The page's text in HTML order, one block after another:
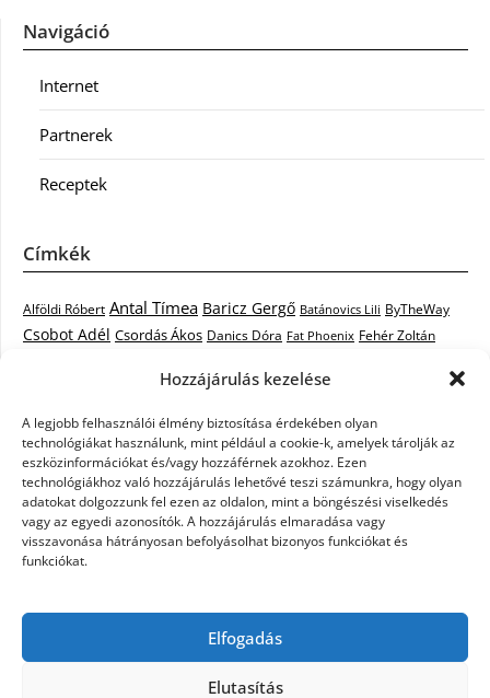
Hozzájárulás kezelése
A legjobb felhasználói élmény biztosítása érdekében olyan
technológiákat használunk, mint például a cookie-k, amelyek tárolják az
eszközinformációkat és/vagy hozzáférnek azokhoz. Ezen
technológiákhoz való hozzájárulás lehetővé teszi számunkra, hogy olyan
adatokat dolgozzunk fel ezen az oldalon, mint a böngészési viselkedés
vagy az egyedi azonosítók. A hozzájárulás elmaradása vagy
visszavonása hátrányosan befolyásolhat bizonyos funkciókat és
funkciókat.
Elfogadás
Elutasítás
Navigáció
Internet
Partnerek
Receptek
Címkék
Alföldi Róbert Antal Tímea Baricz Gergő Batánovics Lili ByTheWay
Csobot Adél Csordás Ákos Danics Dóra Fat Phoenix Fehér Zoltán
Kovács László Stone
Krasznai Tünde Like LiL C. Malek Miklós mentor Muri Enikő
Nagy Feró Oláh Gergő Péterffy Lili Rocktenors RTL Klub
Cowell Szabó Dávid Szabó Ádám Szikora Róbert Takács Nikolas
Tarány Tamás Tóth Gabi Vastag Csaba Vastag Tamás
Kati X-factor X-FaktorX-Faktor videók
X-Faktor válogatásx faktor döntő Zámbó